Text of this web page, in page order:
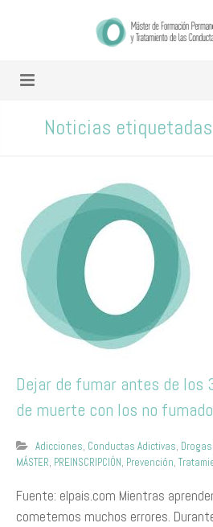
Noticias
Dejar de fumar antes de los
de muerte con los no
Adicciones, Conductas Adictivas, Drogas
MÁSTER, PREINSCRIPCIÓN, Prevención,
Fuente: elpais.com Mientras
cometemos muchos errores.